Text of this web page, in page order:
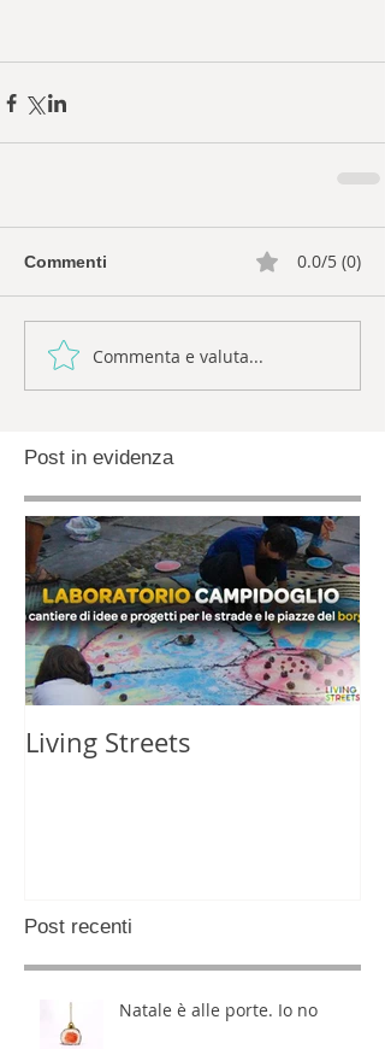
Commenti 0.0/5 (0)
Commenta e valuta...
Post in evidenza
Living Streets
Post recenti
Natale è alle porte. Io no